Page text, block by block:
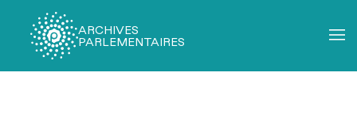
ARCHIVES
PARLEMENTAIRES